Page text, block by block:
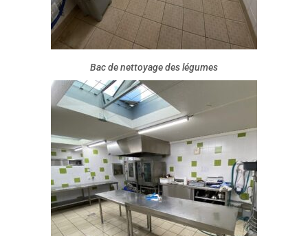
Bac de nettoyage des légumes